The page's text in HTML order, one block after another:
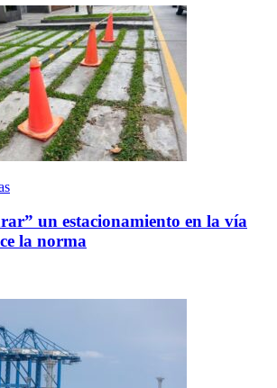
un estacionamiento en la vía
la norma